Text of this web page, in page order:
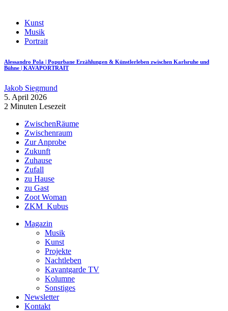
Kunst
Musik
Portrait
Alessandro Pola | Popurbane Erzählungen & Künstlerleben zwischen Karlsruhe und
Bühne | KAVAPORTRAIT
Jakob Siegmund
5. April 2026
2 Minuten Lesezeit
ZwischenRäume
Zwischenraum
Zur Anprobe
Zukunft
Zuhause
Zufall
zu Hause
zu Gast
Zoot Woman
ZKM_Kubus
Magazin
Musik
Kunst
Projekte
Nachtleben
Kavantgarde TV
Kolumne
Sonstiges
Newsletter
Kontakt